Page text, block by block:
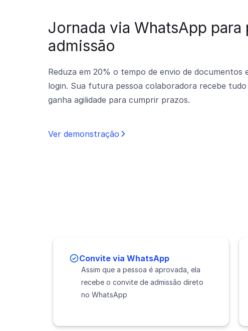
Jornada via WhatsApp para
admissão
Reduza em 20% o tempo de envio de documentos
login. Sua futura pessoa colaboradora recebe
ganha agilidade para cumprir prazos.
Ver demonstração
Convite via WhatsApp
Assim que a pessoa é aprovada, ela
recebe o convite de admissão direto
no WhatsApp